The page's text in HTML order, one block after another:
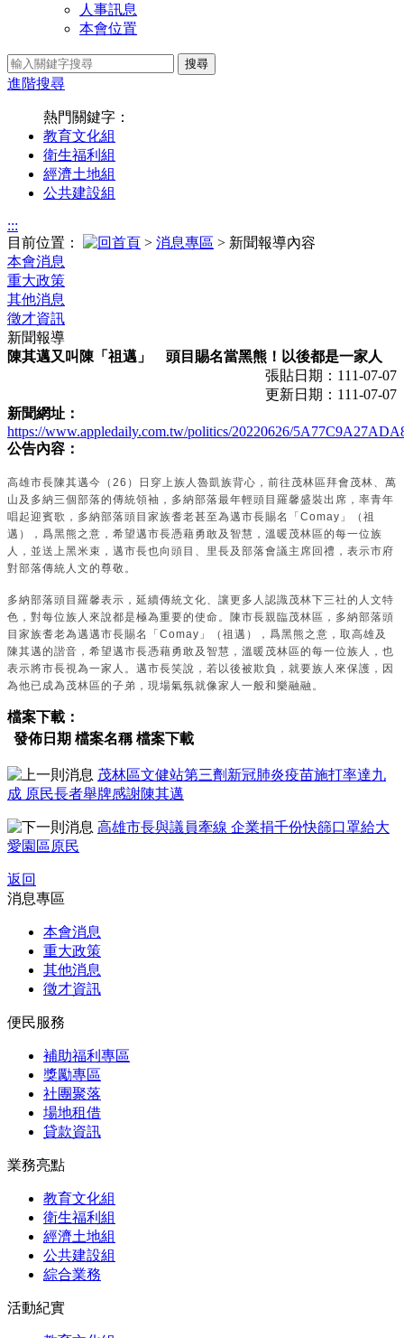
人事訊息
本會位置
搜尋
進階搜尋
熱門關鍵字：
教育文化組
衛生福利組
經濟土地組
公共建設組
:::
目前位置：
> 消息專區 > 新聞報導內容
本會消息
重大政策
其他消息
徵才資訊
新聞報導
陳其邁又叫陳「祖邁」 頭目賜名當黑熊！以後都是一家人
張貼日期：111-07-07
更新日期：111-07-07
新聞網址：
https://www.appledaily.com.tw/politics/20220626/
公告內容：
高雄市長陳其邁今（26）日穿上族人魯凱族背心，前往茂林區拜會茂林、萬
山及多納三個部落的傳統領袖，多納部落最年輕頭目羅馨盛裝出席，率青年
唱起迎賓歌，多納部落頭目家族耆老甚至為邁市長賜名「Comay」（祖
邁），爲黑熊之意，希望邁市長憑藉勇敢及智慧，溫暖茂林區的每一位族
人，並送上黑米束，邁市長也向頭目、里長及部落會議主席回禮，表示市府
對部落傳統人文的尊敬。
多納部落頭目羅馨表示，延續傳統文化、讓更多人認識茂林下三社的人文特
色，對每位族人來說都是極為重要的使命。陳市長親臨茂林區，多納部落頭
目家族耆老為邁邁市長賜名「Comay」（祖邁），爲黑熊之意，取高雄及
陳其邁的諧音，希望邁市長憑藉勇敢及智慧，溫暖茂林區的每一位族人，也
表示將市長視為一家人。邁市長笑說，若以後被欺負，就要族人來保護，因
為他已成為茂林區的子弟，現場氣氛就像家人一般和樂融融。
檔案下載：
發佈日期 檔案名稱 檔案下載
茂林區文健站第三劑新冠肺炎疫苗施打率達九
成 原民長者舉牌感謝陳其邁
高雄市長與議員牽線 企業捐千份快篩口罩給大
愛園區原民
返回
消息專區
本會消息
重大政策
其他消息
徵才資訊
便民服務
補助福利專區
獎勵專區
社團聚落
場地租借
貸款資訊
業務亮點
教育文化組
衛生福利組
經濟土地組
公共建設組
綜合業務
活動紀實